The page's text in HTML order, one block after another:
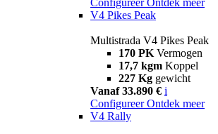
V4 Pikes Peak
Multistrada V4 Pikes Peak
170 PK Vermogen
17,7 kgm Koppel
227 Kg gewicht
Vanaf 33.890 € i
Configureer Ontdek meer
V4 Rally